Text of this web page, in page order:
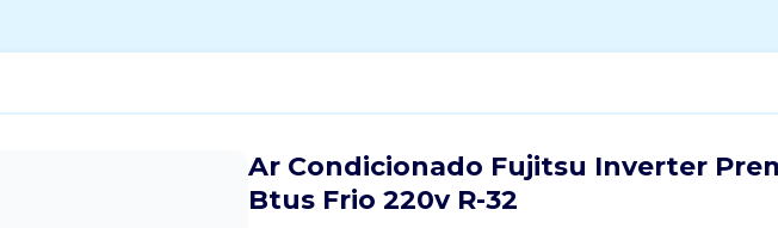
Ar Condicionado Fujitsu Inverter
Btus Frio 220v R-32